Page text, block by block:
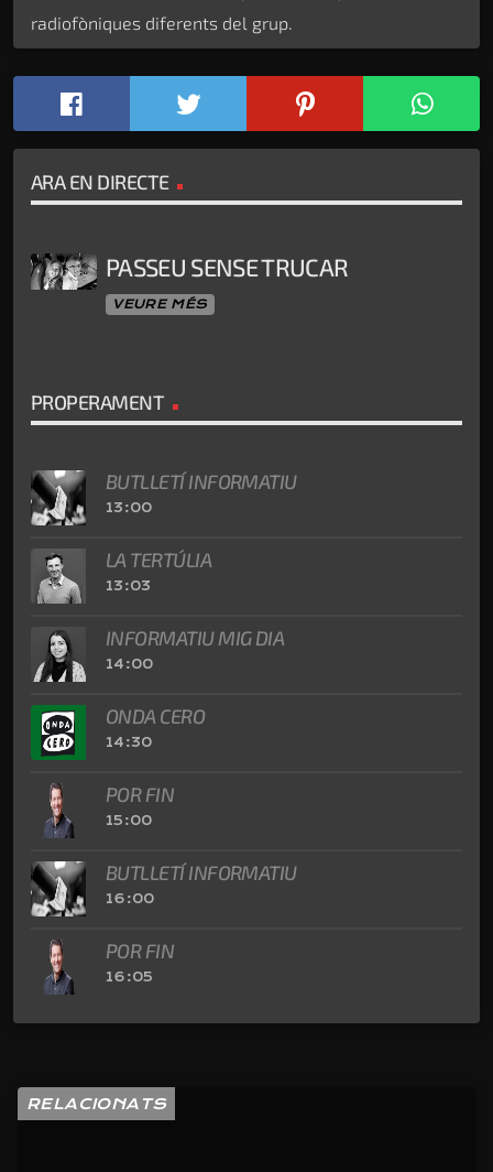
radiofòniques diferents del grup.
ARA EN DIRECTE
PASSEU SENSE TRUCAR
VEURE MÉS
PROPERAMENT
BUTLLETÍ INFORMATIU
13:00
LA TERTÚLIA
13:03
INFORMATIU MIG DIA
14:00
ONDA CERO
14:30
POR FIN
15:00
BUTLLETÍ INFORMATIU
16:00
POR FIN
16:05
RELACIONATS